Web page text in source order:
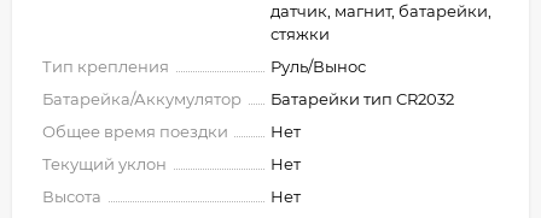
датчик, магнит, батарейки,
стяжки
Тип крепления
Руль/Вынос
Батарейка/Аккумулятор
Батарейки тип CR2032
Общее время поездки
Нет
Текущий уклон
Нет
Высота
Нет